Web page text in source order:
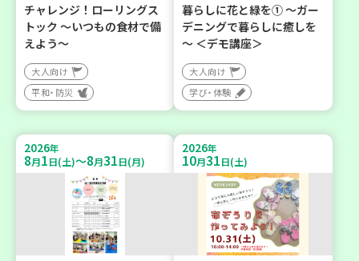
チャレンジ！ローリングス
トック ～いつもの食材で備
えよう～
大人向け
平和・防災
暮らしに花と緑を① ～ガー
デニングで暮らしに癒しを
～ ＜デモ講座＞
大人向け
学び・体験
2026年
8月1日(土)～8月31日(月)
2026年
10月31日(土)